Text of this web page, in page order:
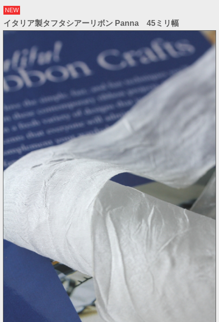
NEW
イタリア製タフタシアーリボン Panna 45ミリ幅